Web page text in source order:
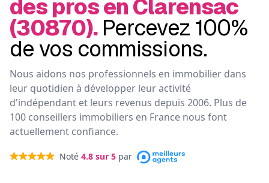
des pros en Clarensac
(30870). Percevez 100%
de vos commissions.
Nous aidons nos professionnels en immobilier dans
leur quotidien à développer leur activité
d'indépendant et leurs revenus depuis 2006. Plus de
100 conseillers immobiliers en France nous font
actuellement confiance.
Noté 4.8 sur 5 par